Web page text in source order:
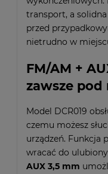
transport, a
przed
nietrudno w
FM/AM +
zawsze pod
Model DCR019
czemu możesz
urządzeń. Funkcja
wracać do
AUX 3,5 mm